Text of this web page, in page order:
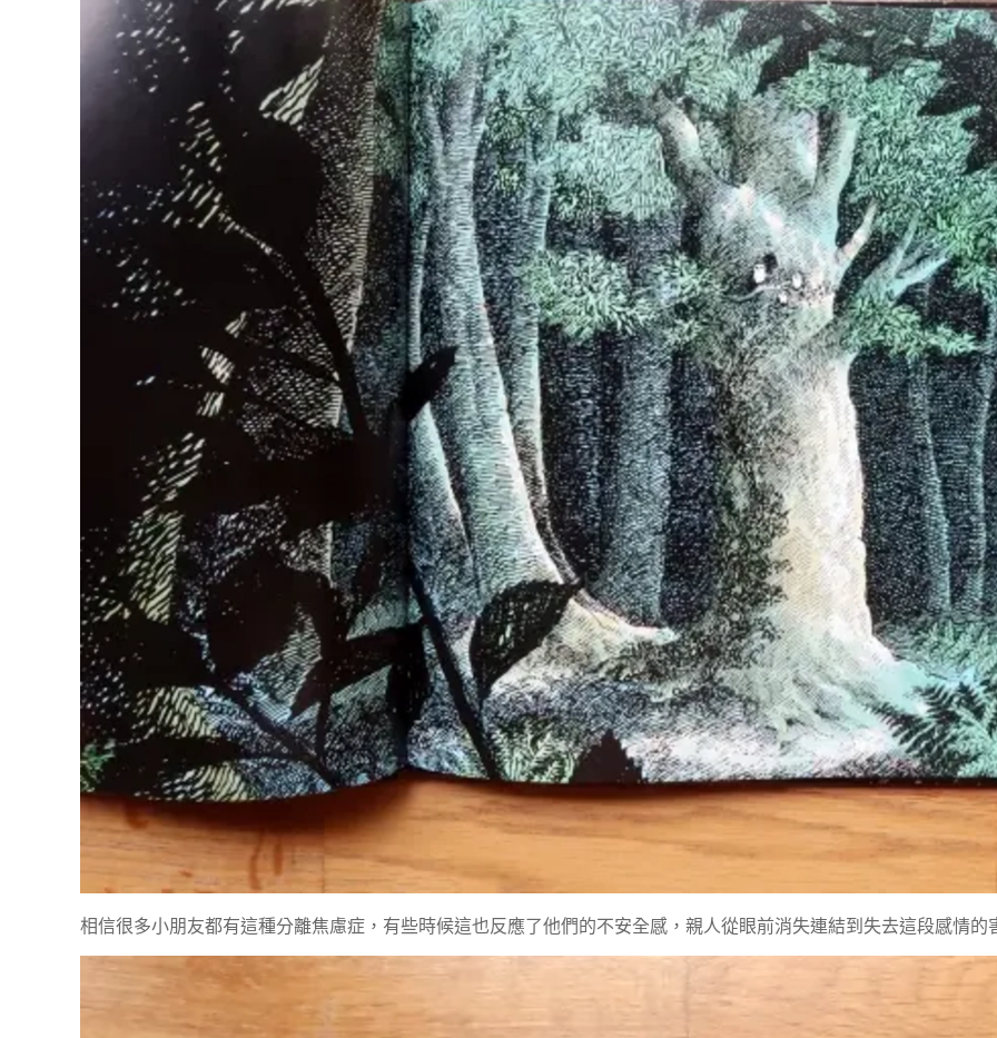
相信很多小朋友都有這種分離焦慮症，有些時候這也反應了他們的不安全感，親人從眼前消失連結到失去這段感情